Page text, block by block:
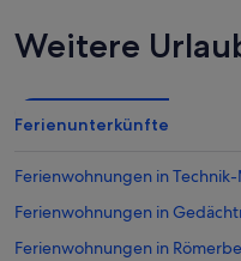
Weitere
Ferienunterkünfte
Ferienwohnungen in
Ferienwohnungen in
Ferienwohnungen in